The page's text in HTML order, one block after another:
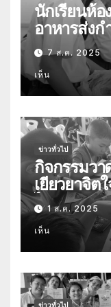
นักเรียนห้อ
อาหารส่งก
กัมพูชา
7 ส.ค. 2025
เห็น
ข่าวทั่วไป
กิจกรรมวา
เยียวยาจิต
ไทย-กัมพูช
1 ส.ค. 2025
เห็น
ข่าวทั่วไป